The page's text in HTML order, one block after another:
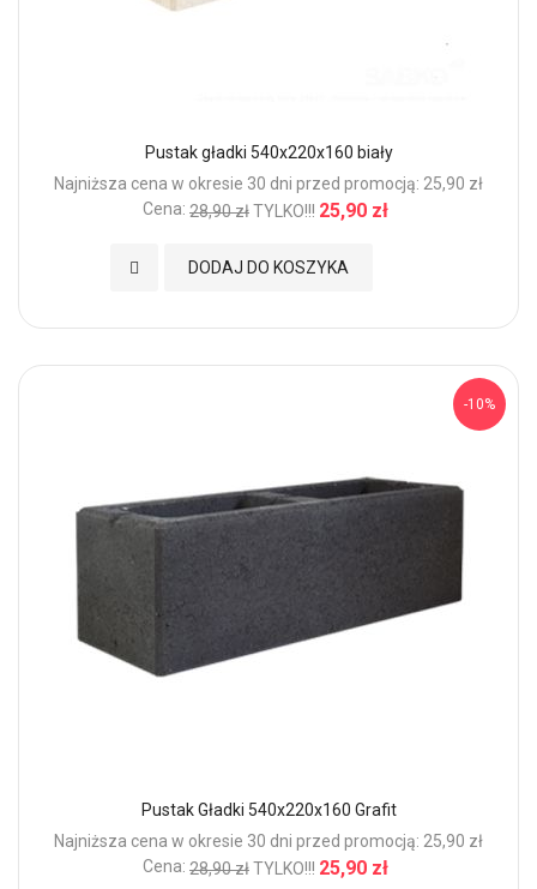
Pustak gładki 540x220x160 biały
Najniższa cena w okresie 30 dni przed promocją: 25,90 zł
Cena: 28,90 złTYLKO!!! 25,90 zł
DODAJ DO KOSZYKA
Dodaj do Ulubionych
-10%
Pustak Gładki 540x220x160 Grafit
Najniższa cena w okresie 30 dni przed promocją: 25,90 zł
Cena: 28,90 złTYLKO!!! 25,90 zł